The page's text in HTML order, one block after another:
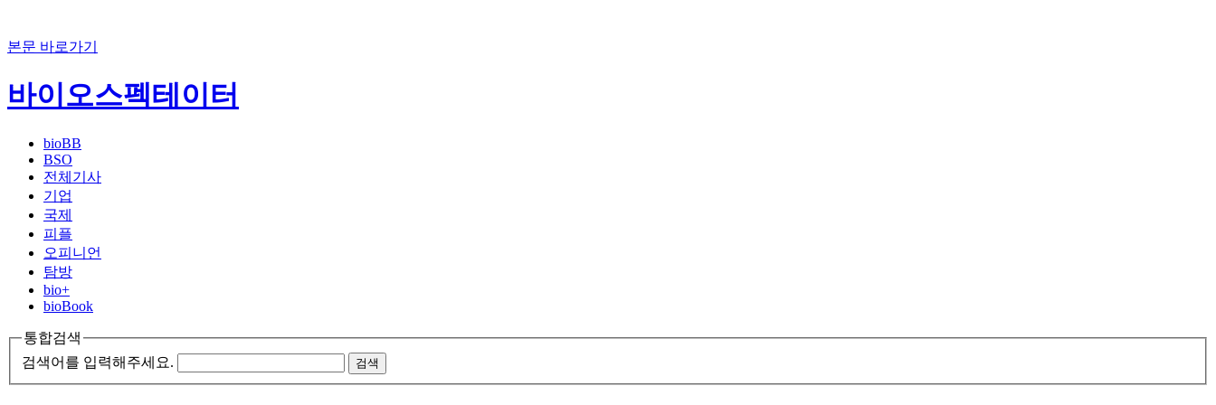
본문 바로가기
바이오스펙테이터
bioBB
BSO
전체기사
기업
국제
피플
오피니언
탐방
bio+
bioBook
통합검색
검색어를 입력해주세요.
검색